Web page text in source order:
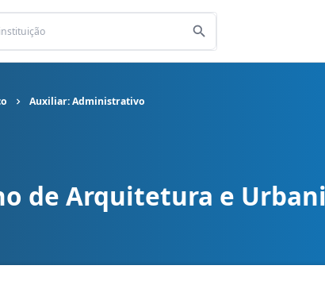
Auxiliar: Administrativo
Pernambuco cargo Auxiliar: Administrativo
de Arquitetura e